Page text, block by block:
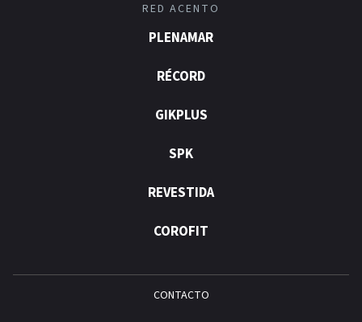
RED ACENTO
PLENAMAR
RÉCORD
GIKPLUS
SPK
REVESTIDA
COROFIT
CONTACTO